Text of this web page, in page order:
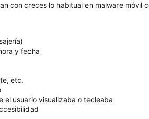
con creces lo habitual en malware móvil
y fecha
etc.
usuario visualizaba o tecleaba